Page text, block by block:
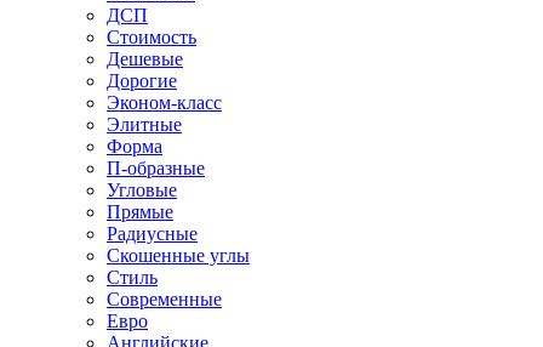
ДСП
Стоимость
Дешевые
Дорогие
Эконом-класс
Элитные
Форма
П-образные
Угловые
Прямые
Радиусные
Скошенные углы
Стиль
Современные
Евро
Английские